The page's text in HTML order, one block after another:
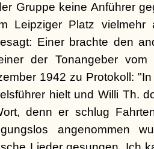
Gruppe keine Anführer
Leipziger Platz vielmehr
Einer brachte den
der Tonangeber
1942 zu Protokoll:
hielt und Willi Th.
denn er schlug
angenommen